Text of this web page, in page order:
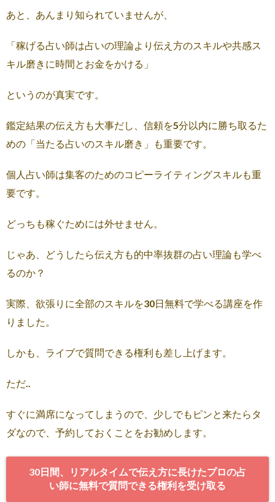
あと、あんまり知られていませんが、
「稼げる占い師は占いの理論より伝え方のスキルや共感ス
キル磨きに時間とお金をかける」
というのが真実です。
鑑定結果の伝え方も大事だし、信頼を5分以内に勝ち取るた
めの「当たる占いのスキル磨き」も重要です。
個人占い師は集客のためのコピーライティングスキルも重
要です。
どっちも稼ぐためには外せません。
じゃあ、どうしたら伝え方も的中率抜群の占い理論も学べ
るのか？
実際、欲張りに全部のスキルを30日無料で学べる講座を作
りました。
しかも、ライブで質問できる権利も差し上げます。
ただ..
すぐに満席になってしまうので、少しでもピンと来たらタ
ダなので、予約しておくことをお勧めします。
30日間、リアルタイムで伝え方に長けたプロの占
い師に無料で質問できる権利を受け取る